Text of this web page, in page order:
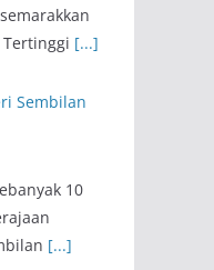
10
[...]